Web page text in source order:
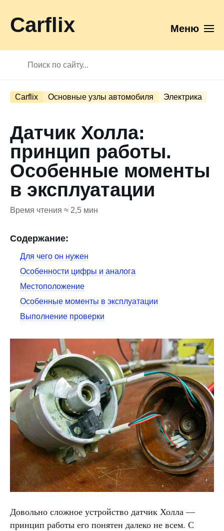
Carflix Меню
Carflix Основные узлы автомобиля Электрика
Датчик Холла:
принцип работы.
Особенные моменты
в эксплуатации
Время чтения ≈ 2,5 мин
Содержание:
Для чего он нужен
Особенности цифры и аналога
Местоположение
Особенные моменты в эксплуатации
Выполнение проверки
Довольно сложное устройство датчик Холла —
принцип работы его понятен далеко не всем. С